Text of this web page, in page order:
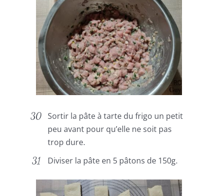
Sortir la pâte à tarte du frigo un petit
peu avant pour qu’elle ne soit pas
trop dure.
Diviser la pâte en 5 pâtons de 150g.